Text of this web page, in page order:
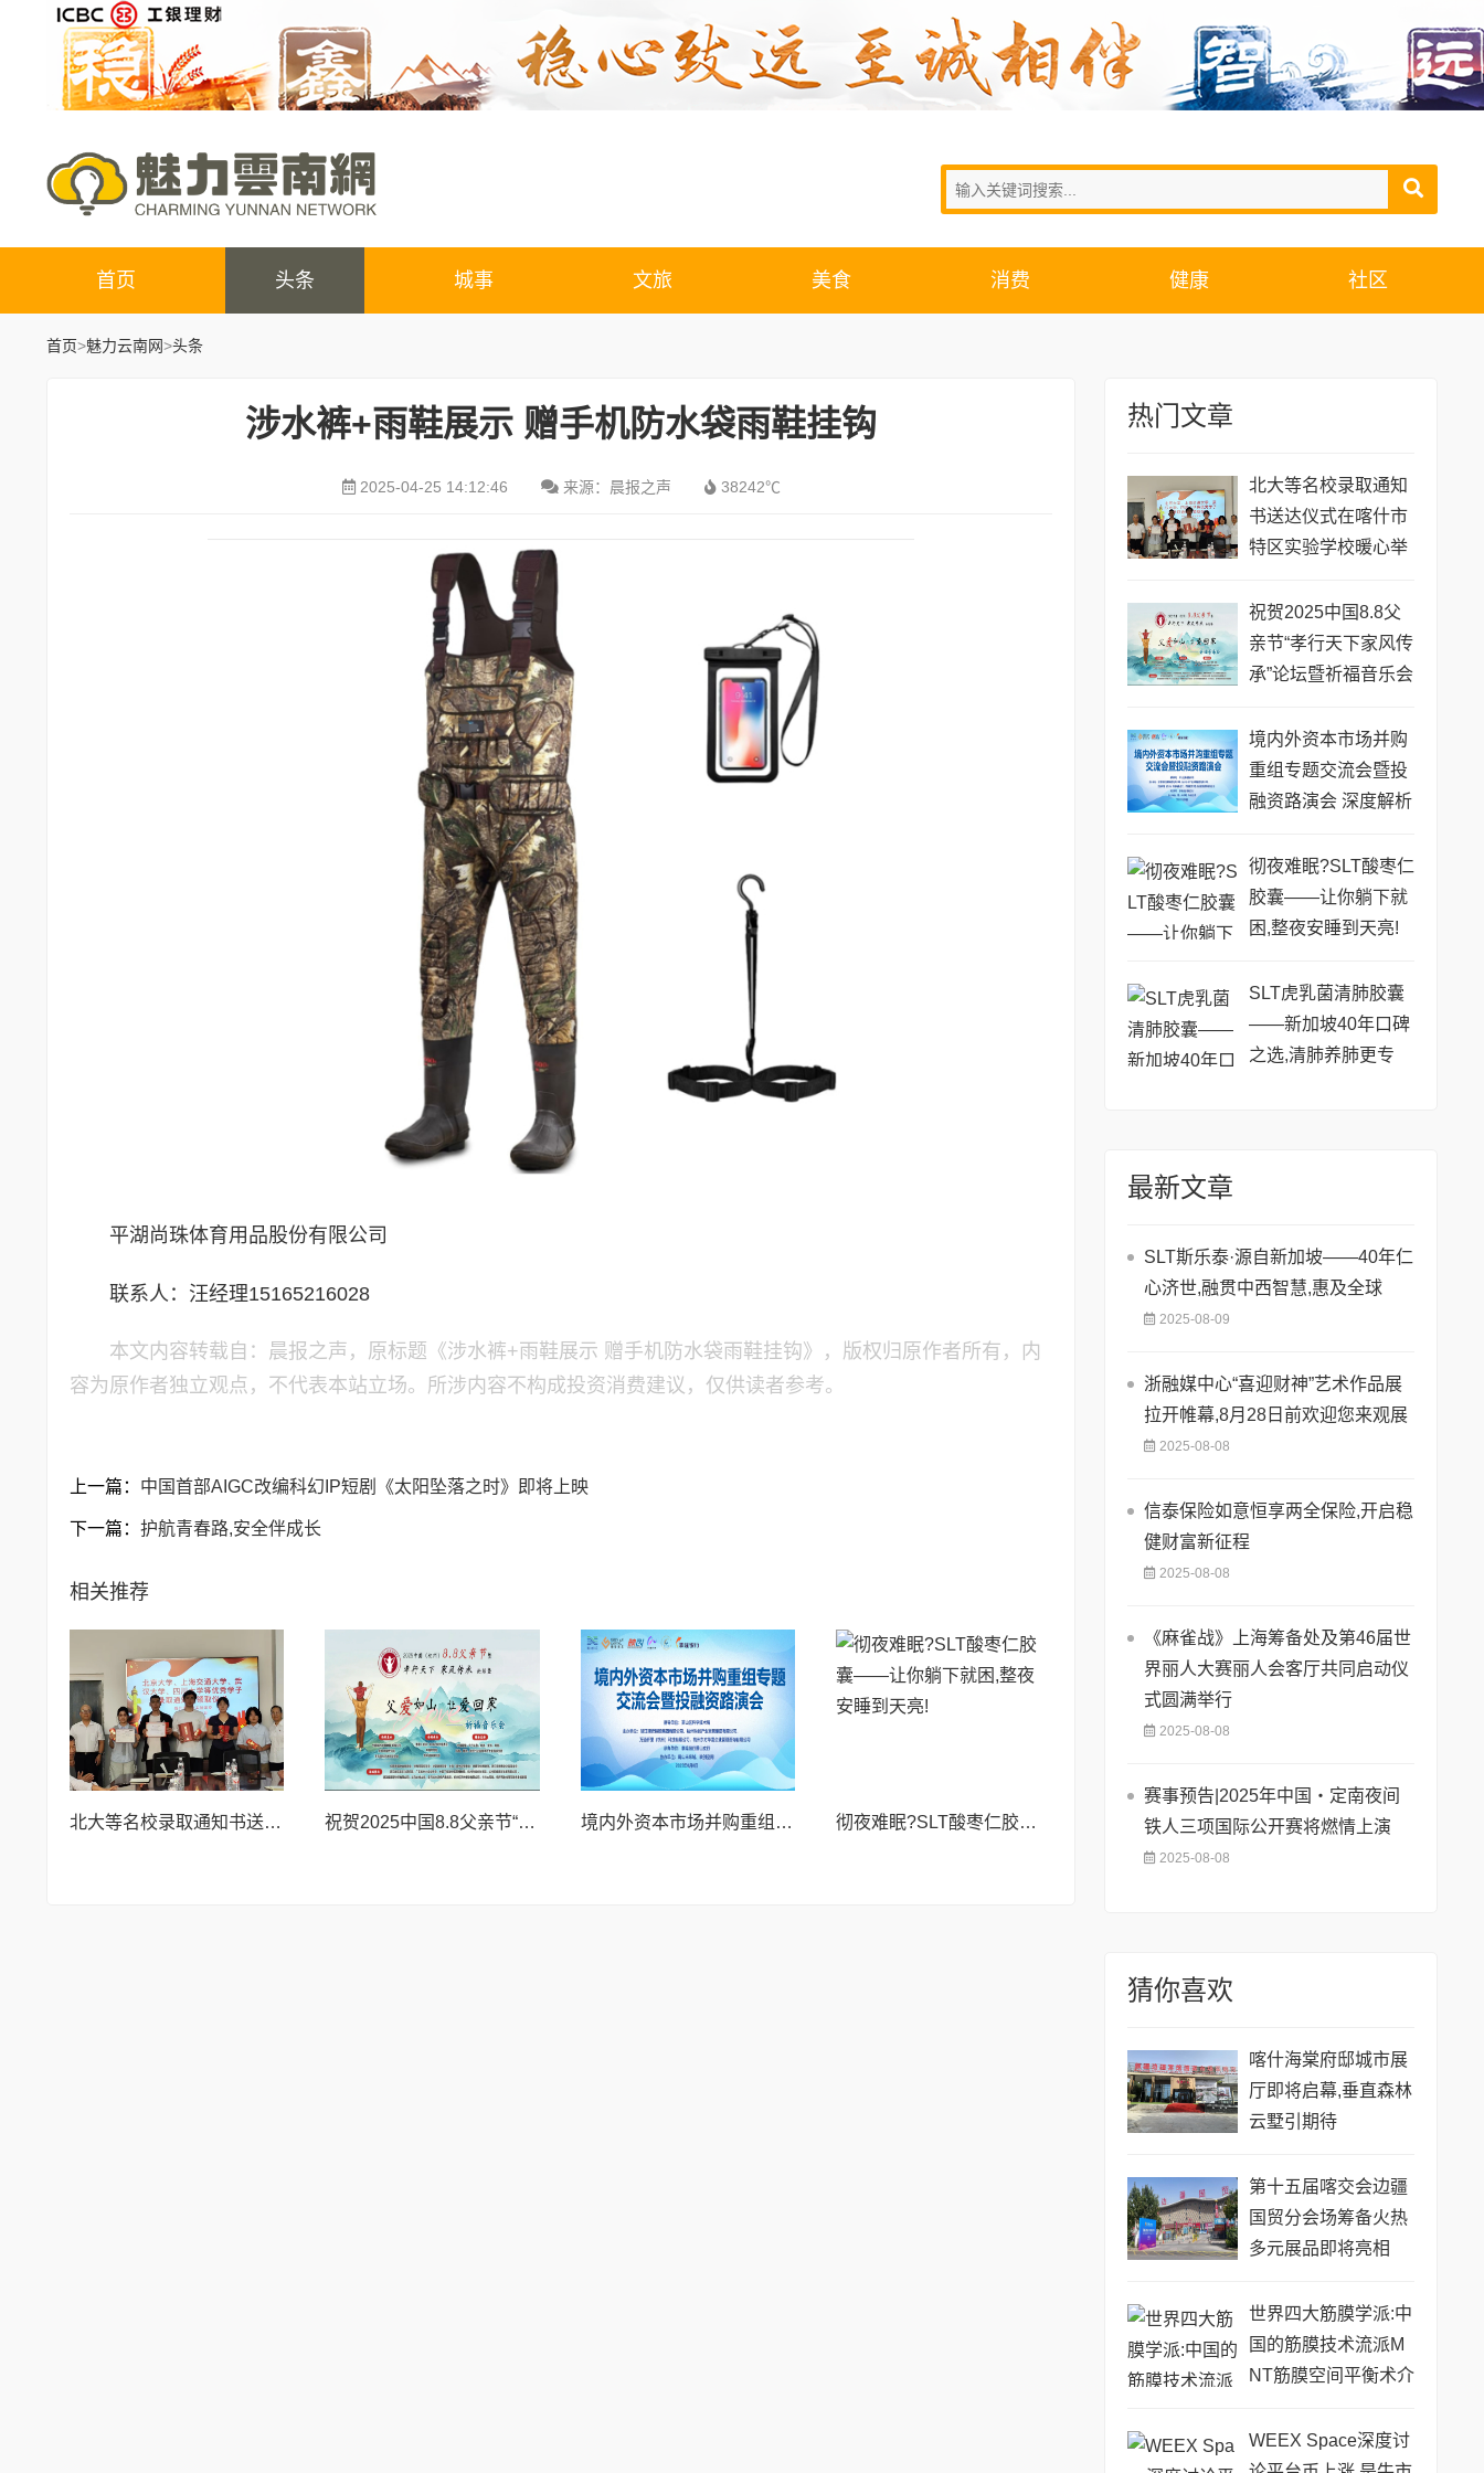
首页 头条 城事 文旅 美食 消费 健康 社区
首页>魅力云南网>头条
涉水裤+雨鞋展示 赠手机防水袋雨鞋挂钩
2025-04-25 14:12:46 来源：晨报之声 38242℃
平湖尚珠体育用品股份有限公司
联系人：汪经理15165216028
本文内容转载自：晨报之声，原标题《涉水裤+雨鞋展示 赠手机防水袋雨鞋挂钩》，版权归原作者所有，内
容为原作者独立观点，不代表本站立场。所涉内容不构成投资消费建议，仅供读者参考。
上一篇： 中国首部AIGC改编科幻IP短剧《太阳坠落之时》即将上映
下一篇： 护航青春路,安全伴成长
相关推荐
北大等名校录取通知书送达仪式在喀什市特区实验学校暖心举行 祝贺2025中国8.8父亲节“孝行天下家风传承”论坛暨祈福音乐会圆满成功 境内外资本市场并购重组专题交流会暨投融资路演会 深度解析驱动企业资本战略升级 彻夜难眠?SLT酸枣仁胶囊——让你躺下就困,整夜安睡到天亮!
热门文章
北大等名校录取通知
书送达仪式在喀什市
特区实验学校暖心举
祝贺2025中国8.8父
亲节“孝行天下家风传
承”论坛暨祈福音乐会
境内外资本市场并购
重组专题交流会暨投
融资路演会 深度解析
级
彻夜难眠?SLT酸枣仁
胶囊——让你躺下就
困,整夜安睡到天亮!
SLT虎乳菌清肺胶囊
——新加坡40年口碑
之选,清肺养肺更专
最新文章
SLT斯乐泰·源自新加坡——40年仁
心济世,融贯中西智慧,惠及全球
2025-08-09
浙融媒中心“喜迎财神”艺术作品展
拉开帷幕,8月28日前欢迎您来观展
2025-08-08
信泰保险如意恒享两全保险,开启稳
健财富新征程
2025-08-08
《麻雀战》上海筹备处及第46届世
界丽人大赛丽人会客厅共同启动仪
式圆满举行
2025-08-08
赛事预告|2025年中国・定南夜间
铁人三项国际公开赛将燃情上演
2025-08-08
猜你喜欢
喀什海棠府邸城市展
厅即将启幕,垂直森林
云墅引期待
第十五届喀交会边疆
国贸分会场筹备火热
多元展品即将亮相
世界四大筋膜学派:中
国的筋膜技术流派M
NT筋膜空间平衡术介
WEEX Space深度讨